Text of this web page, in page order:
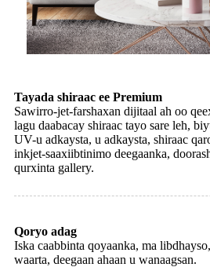
Tayada shiraac ee Premium
Sawirro-jet-farshaxan dijitaal ah oo
lagu daabacay shiraac tayo sare leh,
UV-u adkaysta, u adkaysta, shiraac
inkjet-saaxiibtinimo deegaanka,
qurxinta gallery.
Qoryo adag
Iska caabbinta qoyaanka, ma
waarta, deegaan ahaan u wanaagsan.